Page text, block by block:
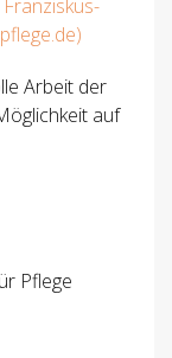
Arbeit der
auf
Pflege